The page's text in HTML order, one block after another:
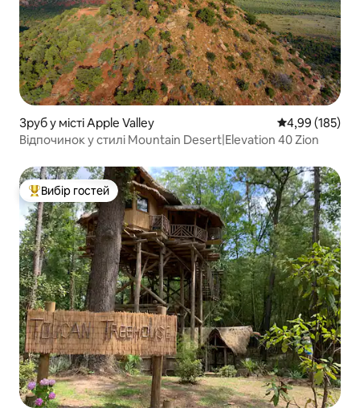
Зруб у місті Apple Valley Середня
4,99 (185)
Відпочинок у стилі Mountain Desert|Elevation 40 Zion
Топ вибір гостей
Вибір гостей